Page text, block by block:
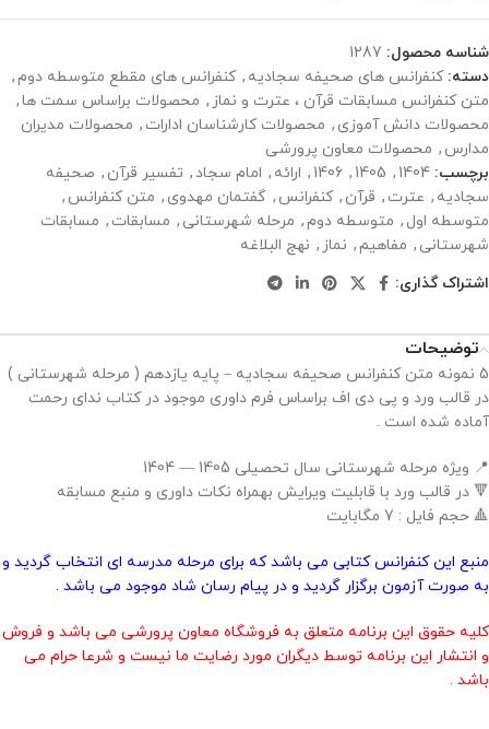
شناسه محصول: 1287
دسته: کنفرانس های صحیفه سجادیه , کنفرانس های مقطع متوسطه دوم,
متن کنفرانس مسابقات قرآن ، عترت و نماز , محصولات براساس سمت ها,
محصولات دانش آموزی , محصولات کارشناسان ادارات , محصولات مدیران
مدارس , محصولات معاون پرورشی
برچسب: 1404
,
1405
,
1406
, ارائه , امام سجاد , تفسیر قرآن , صحیفه
سجادیه , عترت , قرآن , کنفرانس , گفتمان مهدوی , متن کنفرانس ,
متوسطه اول , متوسطه دوم, مرحله شهرستانی , مسابقات , مسابقات
شهرستانی , مفاهیم, نماز , نهج البلاغه
اشتراک گذاری:
توضیحات
5 نمونه متن کنفرانس صحیفه سجادیه – پایه یازدهم ( مرحله شهرستانی )
در قالب ورد و پی دی اف براساس فرم داوری موجود در کتاب ندای رحمت
آماده شده است .
📍 ویژه مرحله شهرستانی سال تحصیلی 1405 — 1404
🔻 در قالب ورد با قابلیت ویرایش بهمراه نکات داوری و منبع مسابقه
🔺 حجم فایل : 7 مگابایت
منبع این کنفرانس کتابی می باشد که برای مرحله مدرسه ای انتخاب گردید و
به صورت آزمون برگزار گردید و در پیام رسان شاد موجود می باشد .
کلیه حقوق این برنامه متعلق به فروشگاه معاون پرورشی می باشد و فروش
و انتشار این برنامه توسط دیگران مورد رضایت ما نیست و شرعا حرام می
باشد .